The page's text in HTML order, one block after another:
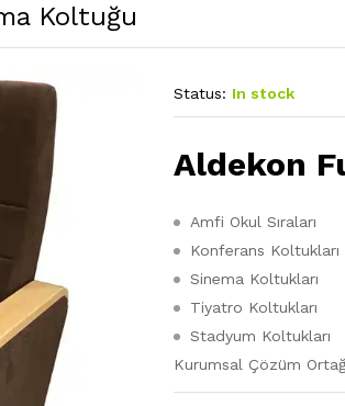
Koltuğu
Status: In stock
Aldekon
Amfi Okul Sıraları
Konferans Koltukları
Sinema Koltukları
Tiyatro Koltukları
Stadyum Koltukları
Kurumsal Çözüm